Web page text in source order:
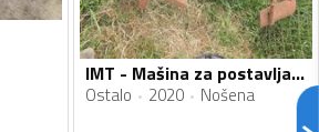
IMT - Mašina za postavljanje folije
Ostalo 2020 Nošena